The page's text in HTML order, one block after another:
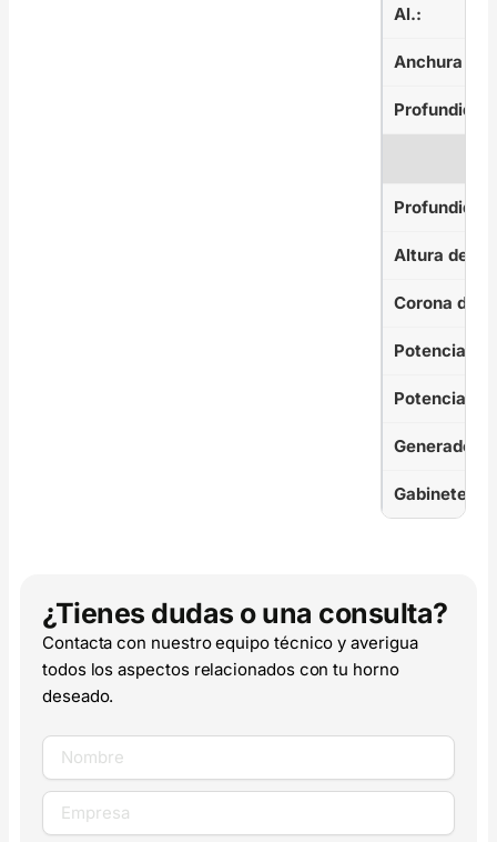
Al.:
Anchura
Altura del
Corona de
Potencia
Potencia
Generador
Gabinete
¿Tienes dudas o una consulta?
Contacta con nuestro equipo técnico y averigua
todos los aspectos relacionados con tu horno
deseado.